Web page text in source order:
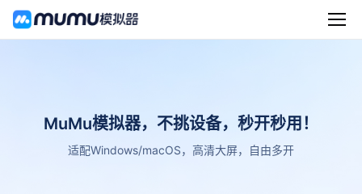
MuMu模拟器，不挑设备，秒开秒用！
适配Windows/macOS，高清大屏，自由多开